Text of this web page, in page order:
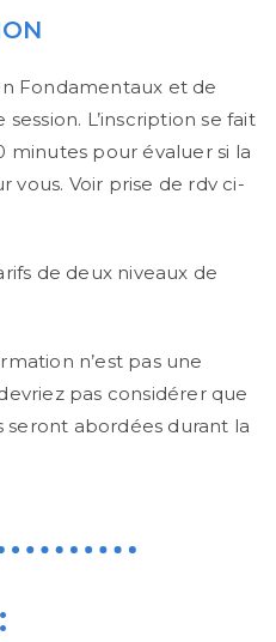
Fondamentaux et de
L’inscription se fait
minutes pour évaluer si la
Voir prise de rdv ci-
de deux niveaux de
n’est pas une
pas considérer que
abordées durant la